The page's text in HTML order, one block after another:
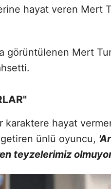
hayat veren Mert
görüntülenen Mert
karaktere hayat
ünlü oyuncu,
teyzelerimiz